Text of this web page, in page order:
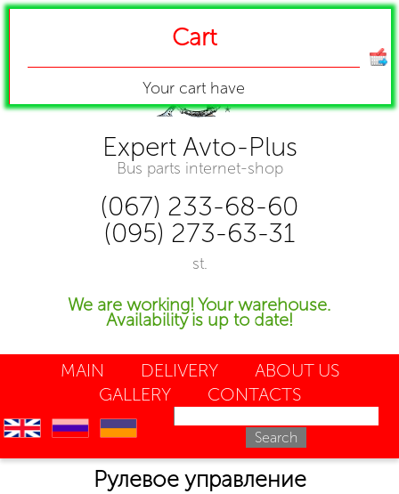
Expert Avto-Plus
Bus parts internet-shop
(067) 233-68-60
(095) 273-63-31
st.
We are working! Your warehouse.
Availability is up to date!
MAIN DELIVERY
ABOUT US
GALLERY
CONTACTS
en ru uk
Рулевое управление
Cart
Your cart have